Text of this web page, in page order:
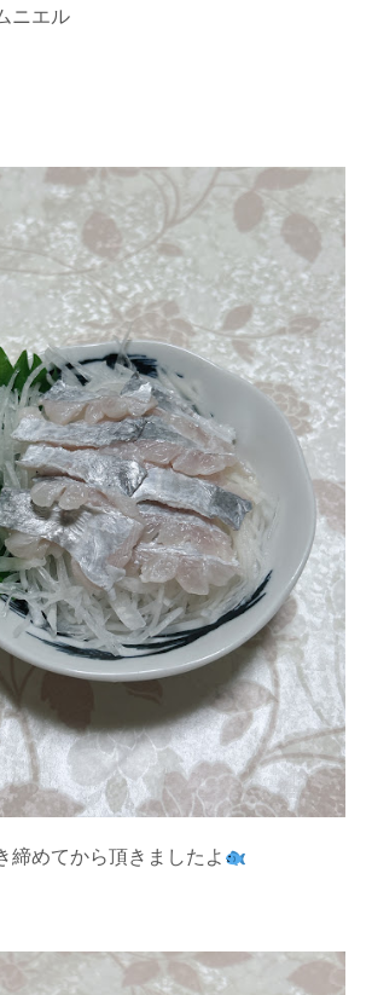
ニエル
締めてから頂きましたよ